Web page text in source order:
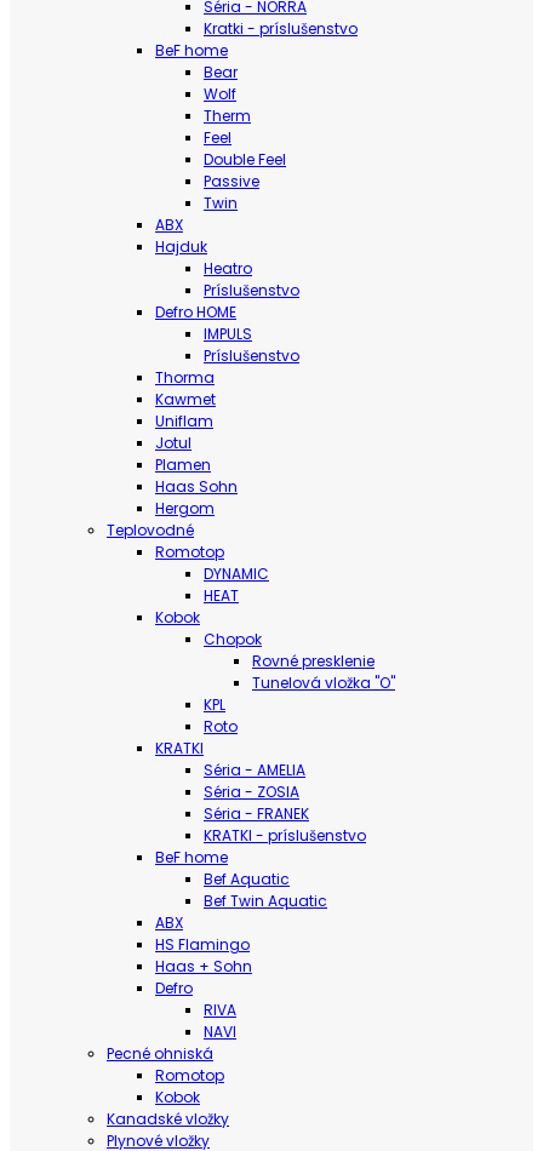
Séria - NORRA
Kratki - príslušenstvo
BeF home
Bear
Wolf
Therm
Feel
Double Feel
Passive
Twin
ABX
Hajduk
Heatro
Príslušenstvo
Defro HOME
IMPULS
Príslušenstvo
Thorma
Kawmet
Uniflam
Jotul
Plamen
Haas Sohn
Hergom
Teplovodné
Romotop
DYNAMIC
HEAT
Kobok
Chopok
Rovné presklenie
Tunelová vložka "O"
KPL
Roto
KRATKI
Séria - AMELIA
Séria - ZOSIA
Séria - FRANEK
KRATKI - príslušenstvo
BeF home
Bef Aquatic
Bef Twin Aquatic
ABX
HS Flamingo
Haas + Sohn
Defro
RIVA
NAVI
Pecné ohniská
Romotop
Kobok
Kanadské vložky
Plynové vložky